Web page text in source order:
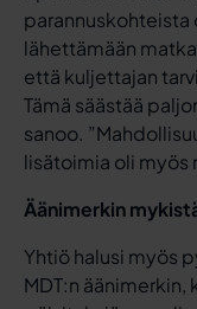
parannuskohteista
lähettämään
että kuljettajan
Tämä säästää
sanoo.
lisätoimia oli myös
Äänimerkin
Yhtiö halusi myös
MDT:n äänimerkin,